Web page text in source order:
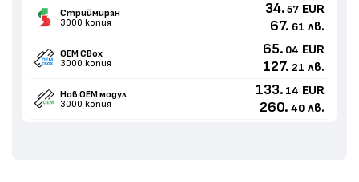
Стриймиран
3000 копия
34. 57 EUR
67. 61 лв.
OEM CBox
3000 копия
65. 04 EUR
127. 21 лв.
Нов ОЕМ модул
3000 копия
133. 14 EUR
260. 40 лв.